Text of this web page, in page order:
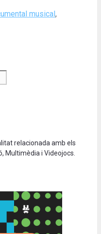
musical ,
relacionada amb els
Multimèdia i Videojocs.